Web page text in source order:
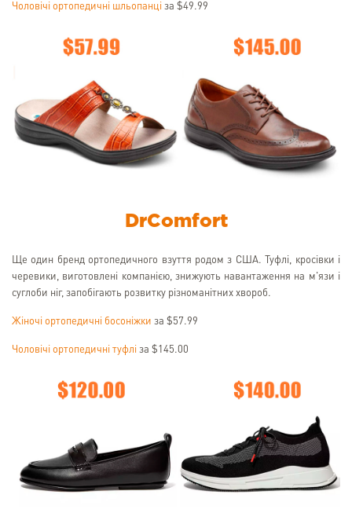
Чоловічі ортопедичні шльопанці за $49.99
DrComfort
Ще один бренд ортопедичного взуття родом з США. Туфлі, кросівки і
черевики, виготовлені компанією, знижують навантаження на м'язи і
суглоби ніг, запобігають розвитку різноманітних хвороб.
Жіночі ортопедичні босоніжки за $57.99
Чоловічі ортопедичні туфлі за $145.00